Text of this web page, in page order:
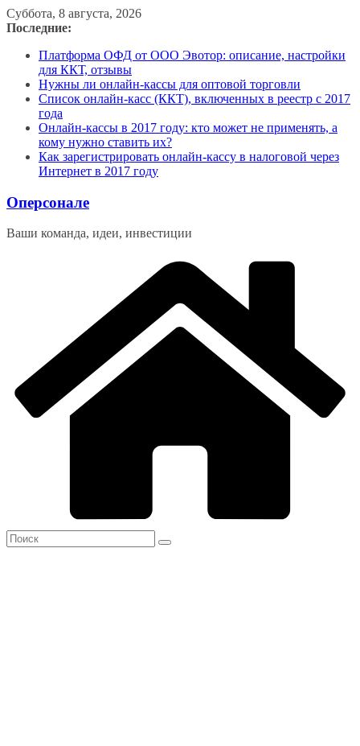
Перейти
к
Суббота, 8 августа, 2026
Последние:
Платформа ОФД от ООО Эвотор: описание, настройки
для ККТ, отзывы
Нужны ли онлайн-кассы для оптовой торговли
Список онлайн-касс (ККТ), включенных в реестр с 2017
года
Онлайн-кассы в 2017 году: кто может не применять, а
кому нужно ставить их?
Как зарегистрировать онлайн-кассу в налоговой через
Интернет в 2017 году
Оперсонале
Ваши команда, идеи, инвестиции